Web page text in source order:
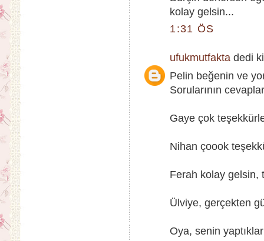
kolay gelsin...
1:31 ÖS
ufukmutfakta dedi
Pelin beğenin ve
Sorularının
Gaye çok
Nihan çoook
Ferah kolay gelsin,
Ülviye, gerçekten
Oya, senin